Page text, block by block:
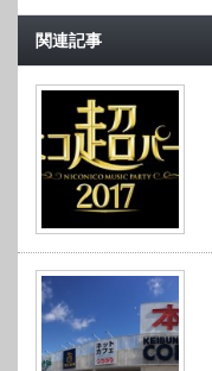
関連記事